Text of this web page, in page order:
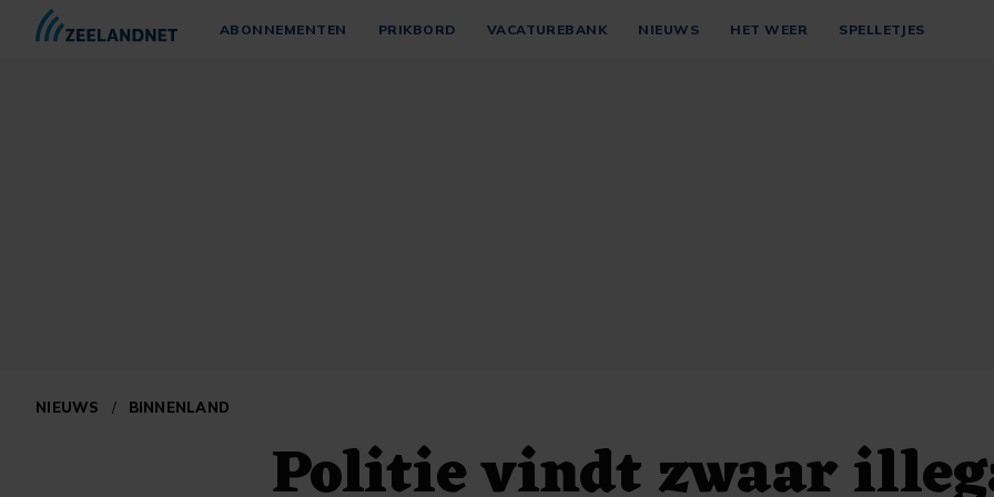
ABONNEMENTEN PRIKBORD VACATUREBANK NIEUWS HET WEER SPELLETJES
NIEUWS / BINNENLAND